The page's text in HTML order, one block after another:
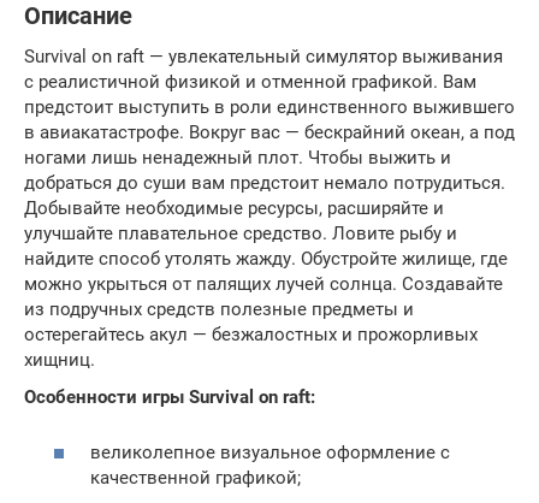
Описание
Survival on raft — увлекательный симулятор выживания
с реалистичной физикой и отменной графикой. Вам
предстоит выступить в роли единственного выжившего
в авиакатастрофе. Вокруг вас — бескрайний океан, а под
ногами лишь ненадежный плот. Чтобы выжить и
добраться до суши вам предстоит немало потрудиться.
Добывайте необходимые ресурсы, расширяйте и
улучшайте плавательное средство. Ловите рыбу и
найдите способ утолять жажду. Обустройте жилище, где
можно укрыться от палящих лучей солнца. Создавайте
из подручных средств полезные предметы и
остерегайтесь акул — безжалостных и прожорливых
хищниц.
Особенности игры Survival on raft:
великолепное визуальное оформление с
качественной графикой;